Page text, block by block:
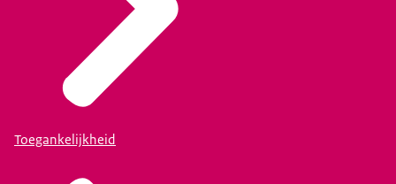
Toegankelijkheid